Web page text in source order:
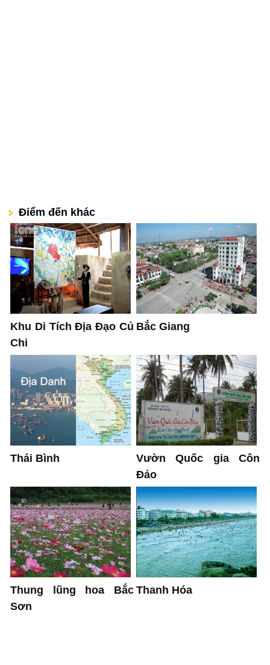
Điểm đến khác
Khu Di Tích Địa Đạo Củ
Chi
Bắc Giang
Thái Bình
Vườn Quốc gia Côn
Đảo
Thung lũng hoa Bắc
Sơn
Thanh Hóa